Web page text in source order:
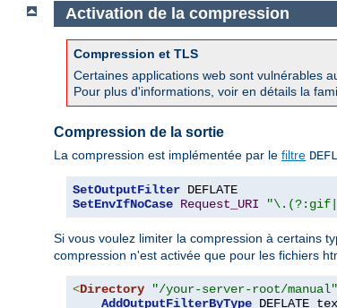
Activation de la compression
Compression et TLS
Certaines applications web sont vulnérables
Pour plus d'informations, voir en détails la
Compression de la sortie
La compression est implémentée par le filtre
SetOutputFilter
SetEnvIfNoCase Request_URI
Si vous voulez limiter la compression à certains
compression n'est activée que pour les fichiers
<Directory "/your-server-root/manual"
AddOutputFilterByType DEFLATE